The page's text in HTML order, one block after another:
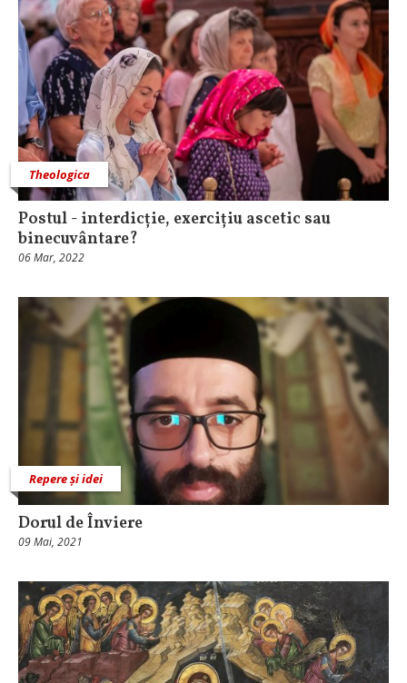
Theologica
Postul - interdicție, exercițiu ascetic sau
binecuvântare?
06 Mar, 2022
Repere și idei
Dorul de Înviere
09 Mai, 2021